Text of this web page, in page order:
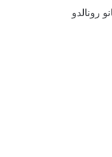
رونالدو